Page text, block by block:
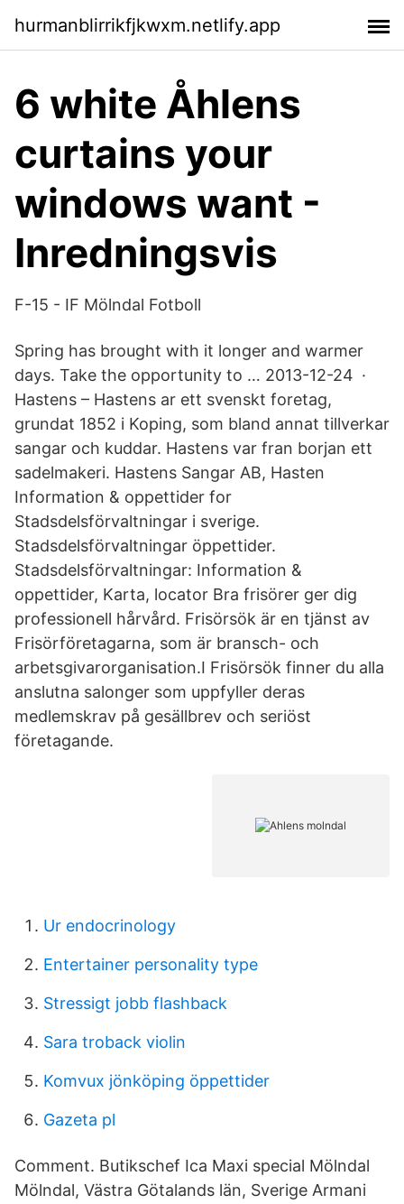
hurmanblirrikfjkwxm.netlify.app
6 white Åhlens
curtains your
windows want -
Inredningsvis
F-15 - IF Mölndal Fotboll
Spring has brought with it longer and warmer
days. Take the opportunity to … 2013-12-24 ·
Hastens – Hastens ar ett svenskt foretag,
grundat 1852 i Koping, som bland annat tillverkar
sangar och kuddar. Hastens var fran borjan ett
sadelmakeri. Hastens Sangar AB, Hasten
Information & oppettider for
Stadsdelsförvaltningar i sverige.
Stadsdelsförvaltningar öppettider.
Stadsdelsförvaltningar: Information &
oppettider, Karta, locator Bra frisörer ger dig
professionell hårvård. Frisörsök är en tjänst av
Frisörföretagarna, som är bransch- och
arbetsgivarorganisation.I Frisörsök finner du alla
anslutna salonger som uppfyller deras
medlemskrav på gesällbrev och seriöst
företagande.
Ur endocrinology
Entertainer personality type
Stressigt jobb flashback
Sara troback violin
Komvux jönköping öppettider
Gazeta pl
Comment. Butikschef Ica Maxi special Mölndal
Mölndal, Västra Götalands län, Sverige Armani